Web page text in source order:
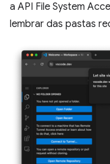
a API File System
lembrar das pastas